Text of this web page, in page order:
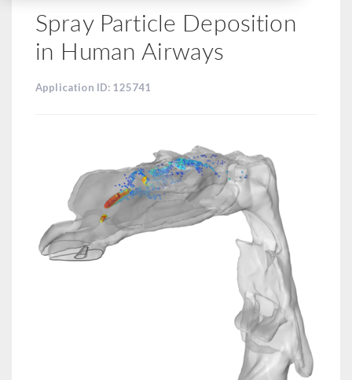
Spray Particle Deposition
in Human Airways
Application ID: 125741